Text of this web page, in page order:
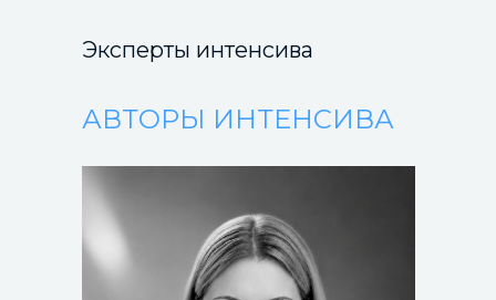
Эксперты интенсива
АВТОРЫ ИНТЕНСИВА
Отзывы